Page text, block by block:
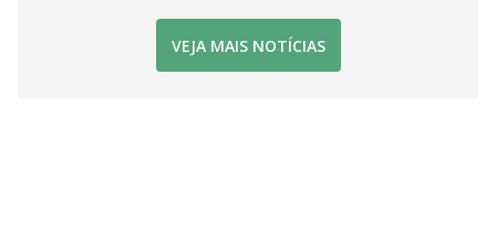
VEJA MAIS NOTÍCIAS